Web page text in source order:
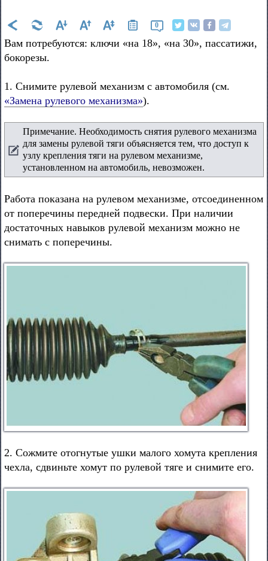
0
Вам потребуются: ключи «на 18», «на 30», пассатижи,
бокорезы.
1. Снимите рулевой механизм с автомобиля (см.
«Замена рулевого механизма»).
Примечание. Необходимость снятия рулевого механизма
для замены рулевой тяги объясняется тем, что доступ к
узлу крепления тяги на рулевом механизме,
установленном на автомобиль, невозможен.
Работа показана на рулевом механизме, отсоединенном
от поперечины передней подвески. При наличии
достаточных навыков рулевой механизм можно не
снимать с поперечины.
2. Сожмите отогнутые ушки малого хомута крепления
чехла, сдвиньте хомут по рулевой тяге и снимите его.